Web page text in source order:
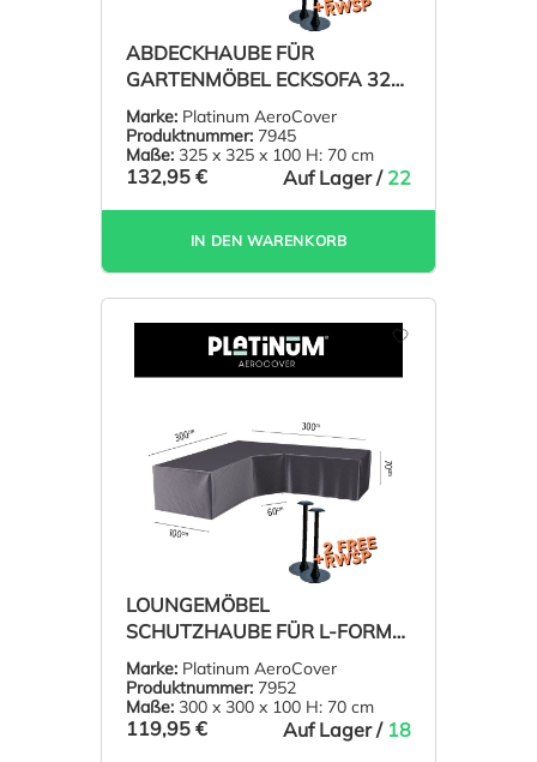
ABDECKHAUBE FÜR
GARTENMÖBEL ECKSOFA 325
X 325 H: 70 CM
Marke: Platinum AeroCover
Produktnummer: 7945
Maße: 325 x 325 x 100 H: 70 cm
132,95 € Auf Lager / 22
IN DEN WARENKORB
LOUNGEMÖBEL
SCHUTZHAUBE FÜR L-FORM
ECKSOFA 300 X 300 H: 70 CM
Marke: Platinum AeroCover
Produktnummer: 7952
Maße: 300 x 300 x 100 H: 70 cm
119,95 € Auf Lager / 18